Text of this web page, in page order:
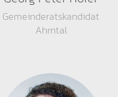
Gemeinderatskandidat
Ahrntal